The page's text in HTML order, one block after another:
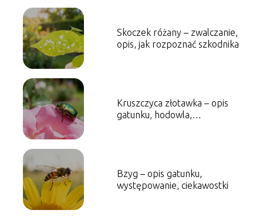
Skoczek różany – zwalczanie,
opis, jak rozpoznać szkodnika
Kruszczyca złotawka – opis
gatunku, hodowla,
Bzyg – opis gatunku,
występowanie, ciekawostki